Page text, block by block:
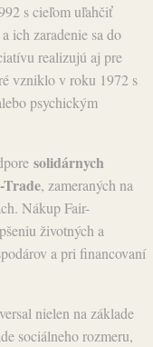
s cieľom uľahčiť
ich zaradenie sa do
realizujú aj pre
vzniklo v roku 1972 s
psychickým
solidárnych
, zameraných na
Nákup Fair-
životných a
a pri financovaní
nielen na základe
sociálneho rozmeru,